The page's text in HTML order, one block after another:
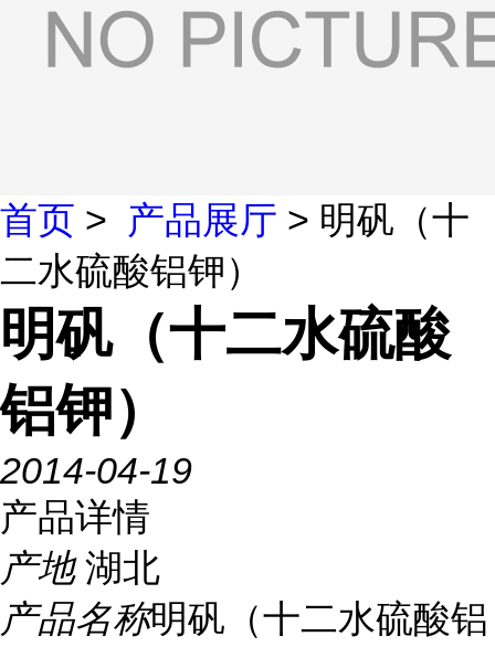
首页 > 产品展厅 > 明矾（十
二水硫酸铝钾）
明矾（十二水硫酸
铝钾）
2014-04-19
产品详情
产地 湖北
产品名称明矾（十二水硫酸铝